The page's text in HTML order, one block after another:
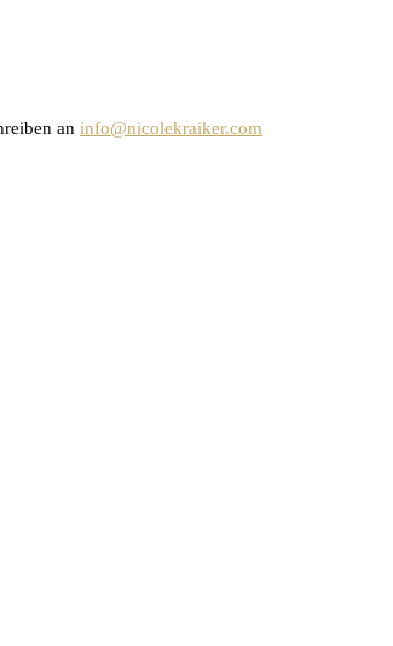
an info@nicolekraiker.com